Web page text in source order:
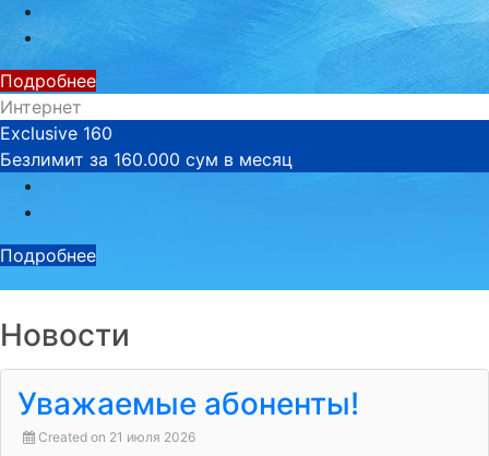
Подробнее
Интернет
Exclusive 160
Безлимит за 160.000 сум в месяц
Подробнее
Новости
Уважаемые абоненты!
Created on 21 июля 2026